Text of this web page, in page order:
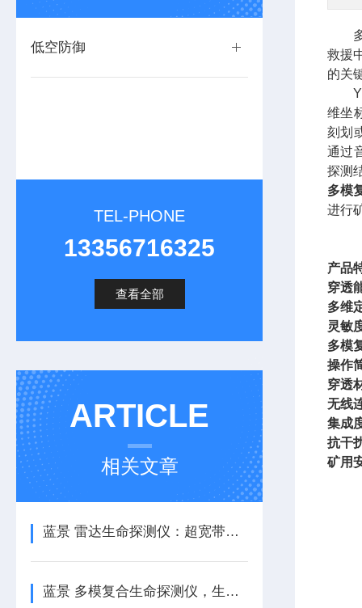
低空防御
TEL-PHONE
13356716325
查看全部
ARTICLE
相关文章
蓝景 雷达生命探测仪：超宽带雷达黑科技，生命探测快准狠
蓝景 多模复合生命探测仪，生命救援的智慧之选
救援
的关
维坐
刻划
通过
探测
多模
进行
产品
穿透
多维
灵敏
多模
操作
穿透
无线
集成
抗干
矿用